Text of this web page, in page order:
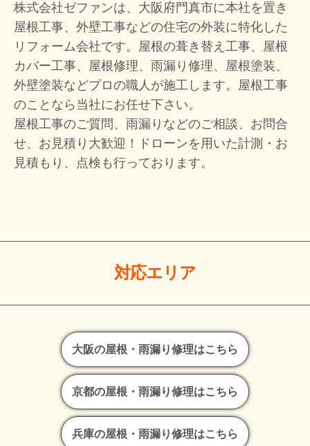
株式会社ゼファンは、大阪府門真市に本社を置き
屋根工事、外壁工事などの住宅の外装に特化した
リフォーム会社です。屋根の葺き替え工事、屋根
カバー工事、屋根修理、雨漏り修理、屋根塗装、
外壁塗装などプロの職人が施工します。屋根工事
のことなら当社にお任せ下さい。
屋根工事のご質問、雨漏りなどのご相談、お問合
せ、お見積り大歓迎！
ドローンを用いた計測・お
見積もり、点検も行っております。
対応エリア
大阪の屋根・雨漏り修理はこちら
京都の屋根・雨漏り修理はこちら
兵庫の屋根・雨漏り修理はこちら